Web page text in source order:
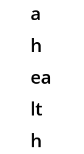
a
h
ea
lt
h